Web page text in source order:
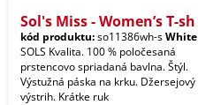
Sol's Miss - Women’s T-sh
kód produktu:so11386wh-sWhite
SOLS Kvalita. 100 % poločesaná
prstencovo spriadaná bavlna. Štýl.
Výstužná páska na krku. Džersejový
výstrih. Krátke ruk